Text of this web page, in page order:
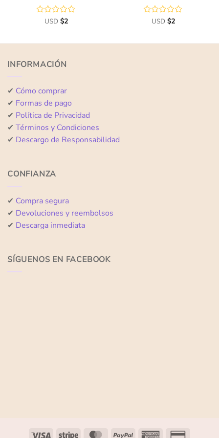
Valorado
de
USD $2
Valorado
de
USD $2
INFORMACIÓN
✔ Cómo comprar
✔ Formas de pago
✔ Política de Privacidad
✔ Términos y Condiciones
✔ Descargo de Responsabilidad
CONFIANZA
✔ Compra segura
✔ Devoluciones y reembolsos
✔ Descarga inmediata
SÍGUENOS EN FACEBOOK